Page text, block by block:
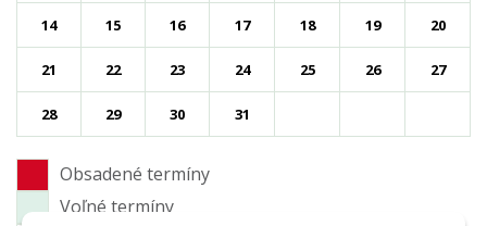
14 15 16 17 18 19 20
21 22 23 24 25 26 27
28 29 30 31
Obsadené termíny
Voľné termíny